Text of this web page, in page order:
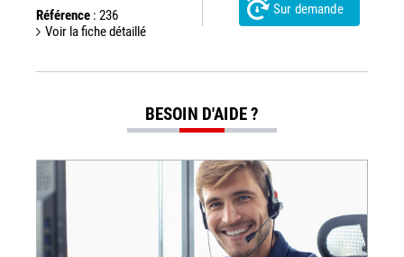
Référence : 236
Voir la fiche détaillé
Sur demande
BESOIN D'AIDE ?